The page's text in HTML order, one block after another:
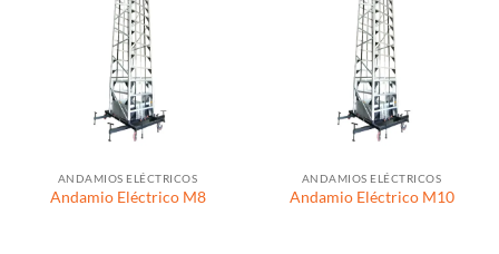
ANDAMIOS ELÉCTRICOS
Andamio Eléctrico M8
ANDAMIOS ELÉCTRICOS
Andamio Eléctrico M10